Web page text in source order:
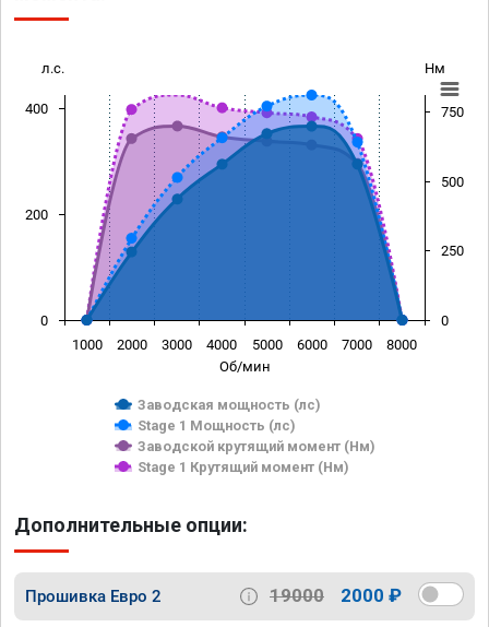
Об/мин
л.с. Нм
Заводская мощность (лс)
Stage 1 Мощность (лс)
Заводской крутящий момент (Нм)
Stage 1 Крутящий момент (Нм)
1000 2000 3000 4000 5000 6000 7000 8000
0
200
400
0
250
500
750
Дополнительные опции:
Прошивка Евро 2 19000 2000 ₽